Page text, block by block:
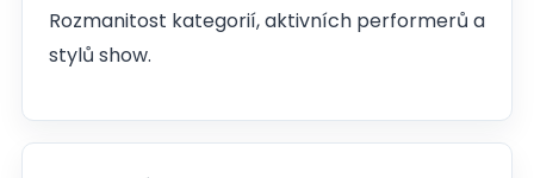
Rozmanitost kategorií, aktivních performerů a
stylů show.